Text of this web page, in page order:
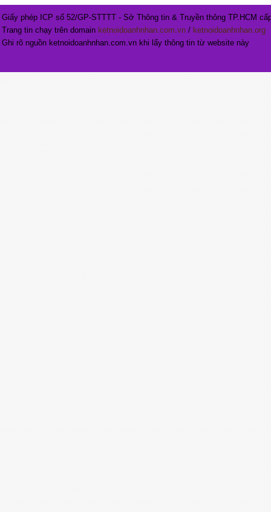
Giấy phép ICP số 52/GP-STTTT - Sở Thông tin & Truyền thông TP.HCM
Trang tin chạy trên domain ketnoidoanhnhan.com.vn / ketnoidoanhnhan.org
Ghi rõ nguồn ketnoidoanhnhan.com.vn khi lấy thông tin từ website này